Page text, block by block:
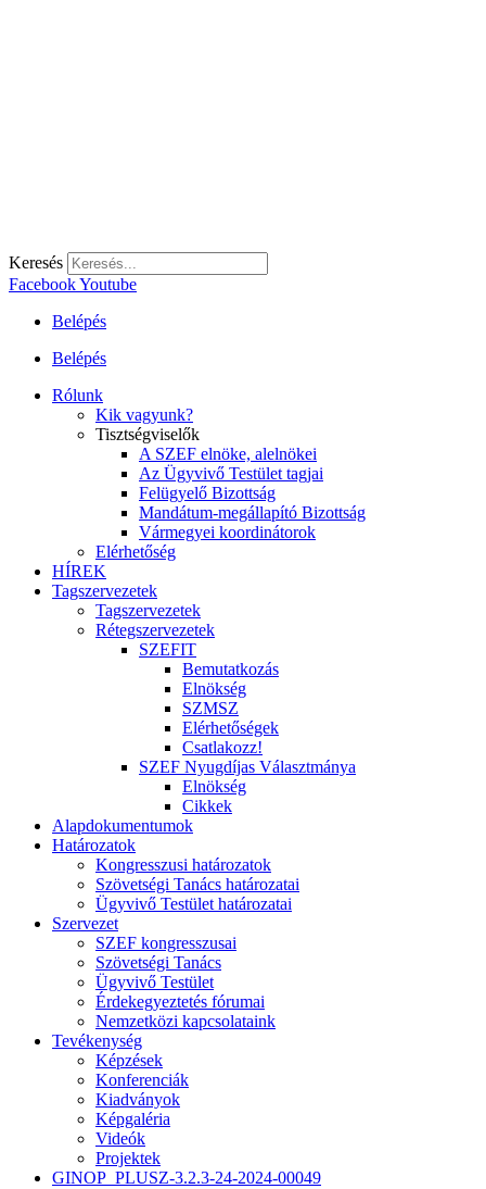
Keresés
FacebookYoutube
Belépés
Belépés
Rólunk
Kik vagyunk?
Tisztségviselők
A SZEF elnöke, alelnökei
Az Ügyvivő Testület tagjai
Felügyelő Bizottság
Mandátum-megállapító Bizottság
Vármegyei koordinátorok
Elérhetőség
HÍREK
Tagszervezetek
Tagszervezetek
Rétegszervezetek
SZEFIT
Bemutatkozás
Elnökség
SZMSZ
Elérhetőségek
Csatlakozz!
SZEF Nyugdíjas Választmánya
Elnökség
Cikkek
Alapdokumentumok
Határozatok
Kongresszusi határozatok
Szövetségi Tanács határozatai
Ügyvivő Testület határozatai
Szervezet
SZEF kongresszusai
Szövetségi Tanács
Ügyvivő Testület
Érdekegyeztetés fórumai
Nemzetközi kapcsolataink
Tevékenység
Képzések
Konferenciák
Kiadványok
Képgaléria
Videók
Projektek
GINOP_PLUSZ-3.2.3-24-2024-00049